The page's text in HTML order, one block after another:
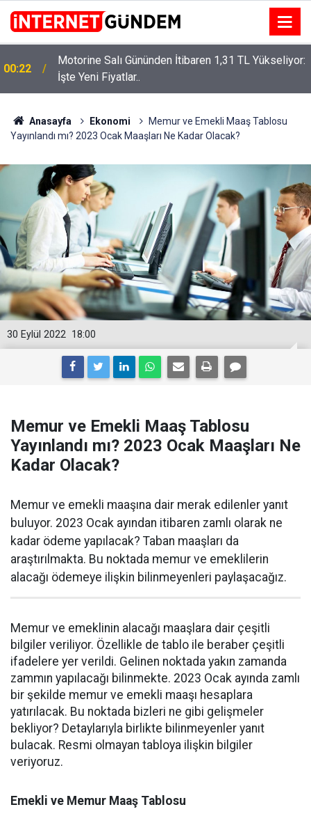
15:58
Neşet Ertaş’a “Bozkırın Tezenesi” Lakabını Kim
Verdi? Beyaz’la Joker Sorusunun Cevabı Merak
Edildi
Anasayfa Ekonomi
Memur ve Emekli Maaş Tablosu
Yayınlandı mı? 2023 Ocak Maaşları Ne Kadar Olacak?
18:00
30 Eylül 2022
Memur ve Emekli Maaş Tablosu
Yayınlandı mı? 2023 Ocak Maaşları Ne
Kadar Olacak?
Memur ve emekli maaşına dair merak edilenler yanıt
buluyor. 2023 Ocak ayından itibaren zamlı olarak ne
kadar ödeme yapılacak? Taban maaşları da
araştırılmakta. Bu noktada memur ve emeklilerin
alacağı ödemeye ilişkin bilinmeyenleri paylaşacağız.
Memur ve emeklinin alacağı maaşlara dair çeşitli
bilgiler veriliyor. Özellikle de tablo ile beraber çeşitli
ifadelere yer verildi. Gelinen noktada yakın zamanda
zammın yapılacağı bilinmekte. 2023 Ocak ayında zamlı
bir şekilde memur ve emekli maaşı hesaplara
yatırılacak. Bu noktada bizleri ne gibi gelişmeler
bekliyor? Detaylarıyla birlikte bilinmeyenler yanıt
bulacak. Resmi olmayan tabloya ilişkin bilgiler
veriyoruz.
Emekli ve Memur Maaş Tablosu